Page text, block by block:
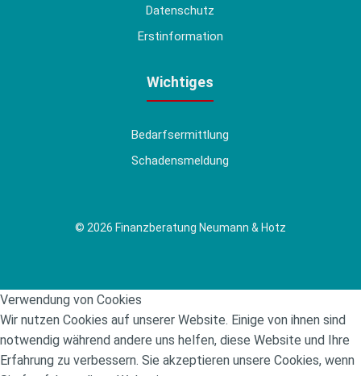
Datenschutz
Erstinformation
Wichtiges
Bedarfsermittlung
Schadensmeldung
© 2026 Finanzberatung Neumann & Hotz
Verwendung von Cookies
Wir nutzen Cookies auf unserer Website. Einige von ihnen sind
notwendig während andere uns helfen, diese Website und Ihre
Erfahrung zu verbessern. Sie akzeptieren unsere Cookies, wenn